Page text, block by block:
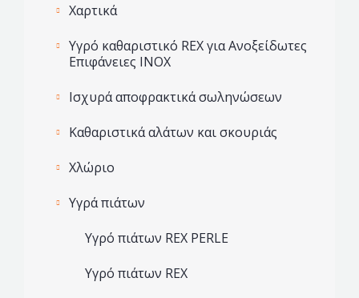
Χαρτικά
Υγρό καθαριστικό REX για Ανοξείδωτες
Επιφάνειες INOX
Ισχυρά αποφρακτικά σωληνώσεων
Καθαριστικά αλάτων και σκουριάς
Χλώριο
Υγρά πιάτων
Υγρό πιάτων REX PERLE
Υγρό πιάτων REX